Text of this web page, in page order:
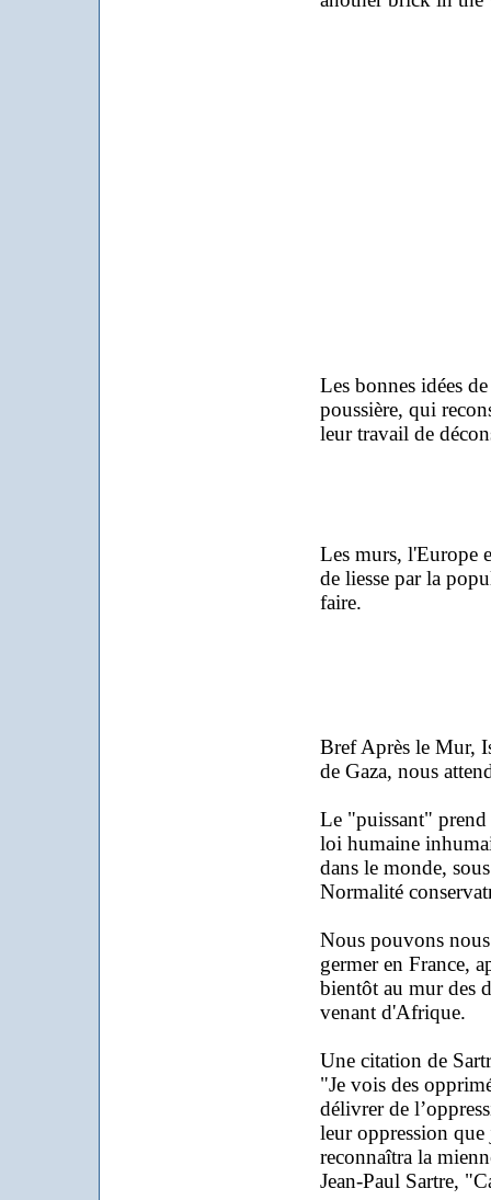
Les bonnes idées
poussière, qui
leur travail de
Les murs, l'Europe
de liesse par la
faire.
Bref Après le Mur,
de Gaza, nous
Le "puissant"
loi humaine
dans le monde,
Normalité
Nous pouvons
germer en France,
bientôt au mur des
venant d'Afrique.
Une citation de
"Je vois des
délivrer de
leur oppression
reconnaîtra la
Jean-Paul Sartre,